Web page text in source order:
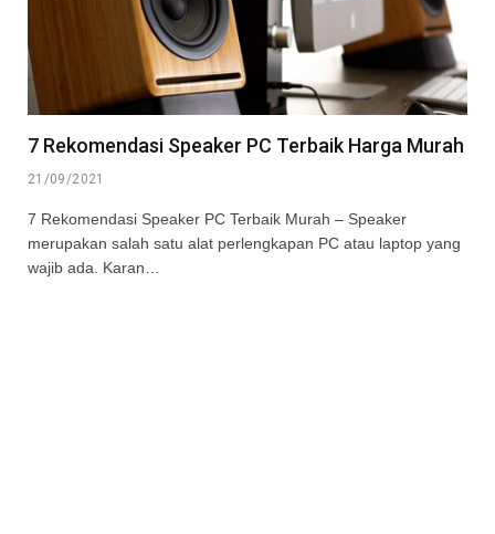
7 Rekomendasi Speaker PC Terbaik Harga Murah
21/09/2021
7 Rekomendasi Speaker PC Terbaik Murah – Speaker
merupakan salah satu alat perlengkapan PC atau laptop yang
wajib ada. Karan…